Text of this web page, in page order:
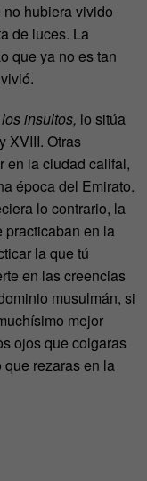
hubiera vivido
de luces. La
que ya no es tan
insultos, lo sitúa
XVIII. Otras
en la ciudad califal,
época del Emirato.
lo contrario, la
practicaban en la
la que tú
en las creencias
musulmán, si
mejor
ojos que colgaras
rezaras en la